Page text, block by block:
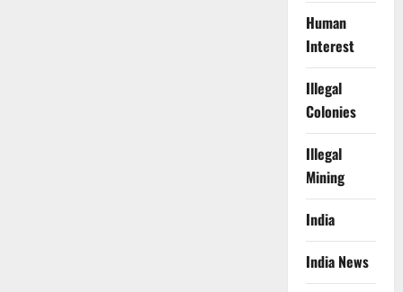
Human
Interest
Illegal
Colonies
Illegal
Mining
India
India News